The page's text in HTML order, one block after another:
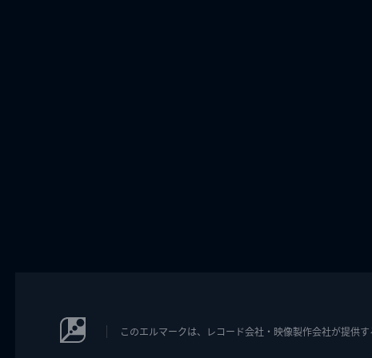
このエルマークは、レコード会社・映像製作会社が提供